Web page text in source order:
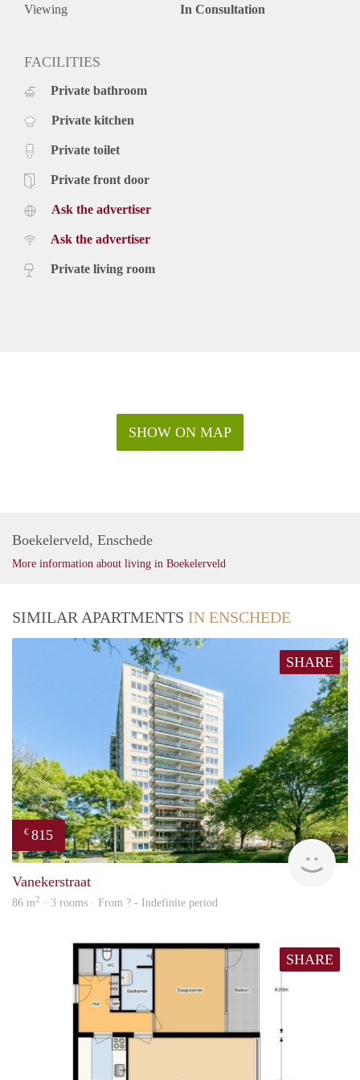
Viewing In Consultation
FACILITIES
Private bathroom
Private kitchen
Private toilet
Private front door
Ask the advertiser
Ask the advertiser
Private living room
SHOW ON MAP
Boekelerveld, Enschede
More information about living in Boekelerveld
SIMILAR APARTMENTS IN ENSCHEDE
SHARE
€ 815
Vanekerstraat
86 m2 · 3 rooms · From ? - Indefinite period
SHARE